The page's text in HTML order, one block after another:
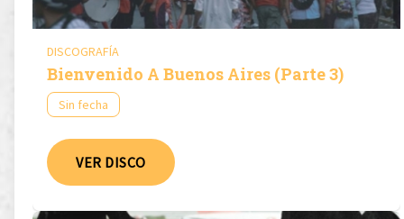
DISCOGRAFÍA
Bienvenido A Buenos Aires (Parte 3)
Sin fecha
VER DISCO